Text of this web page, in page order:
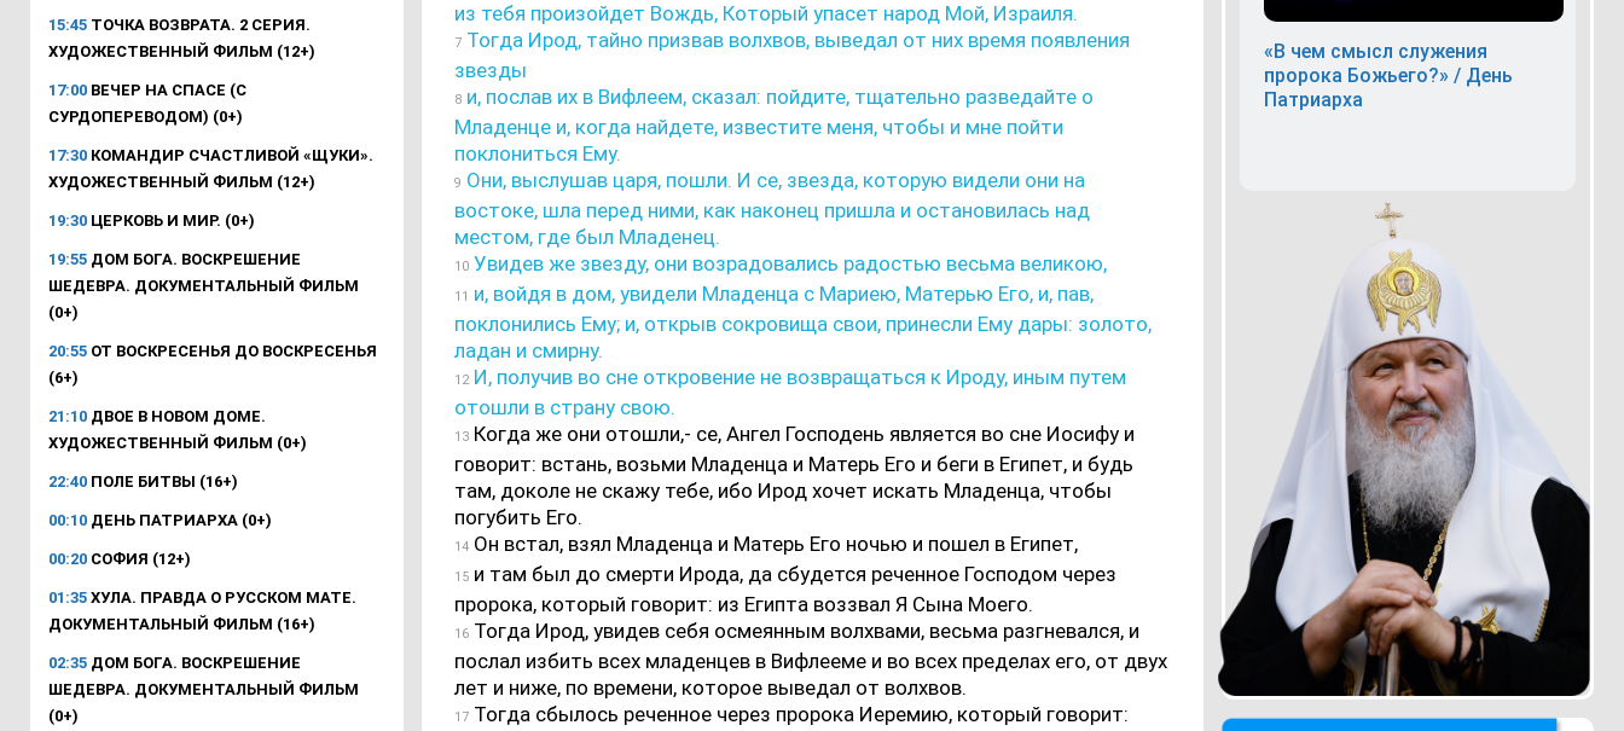
15:45 ТОЧКА ВОЗВРАТА. 2 СЕРИЯ.
ХУДОЖЕСТВЕННЫЙ ФИЛЬМ (12+)
17:00 ВЕЧЕР НА СПАСЕ (С
СУРДОПЕРЕВОДОМ) (0+)
17:30 КОМАНДИР СЧАСТЛИВОЙ «ЩУКИ».
ХУДОЖЕСТВЕННЫЙ ФИЛЬМ (12+)
19:30 ЦЕРКОВЬ И МИР. (0+)
19:55 ДОМ БОГА. ВОСКРЕШЕНИЕ
ШЕДЕВРА. ДОКУМЕНТАЛЬНЫЙ ФИЛЬМ
(0+)
20:55 ОТ ВОСКРЕСЕНЬЯ ДО ВОСКРЕСЕНЬЯ
(6+)
21:10 ДВОЕ В НОВОМ ДОМЕ.
ХУДОЖЕСТВЕННЫЙ ФИЛЬМ (0+)
22:40 ПОЛЕ БИТВЫ (16+)
00:10 ДЕНЬ ПАТРИАРХА (0+)
00:20 СОФИЯ (12+)
01:35 ХУЛА. ПРАВДА О РУССКОМ МАТЕ.
ДОКУМЕНТАЛЬНЫЙ ФИЛЬМ (16+)
02:35 ДОМ БОГА. ВОСКРЕШЕНИЕ
ШЕДЕВРА. ДОКУМЕНТАЛЬНЫЙ ФИЛЬМ
(0+)
из тебя произойдет Вождь, Который упасет народ Мой, Израиля.
7 Тогда Ирод, тайно призвав волхвов, выведал от них время появления
звезды
8 и, послав их в Вифлеем, сказал: пойдите, тщательно разведайте о
Младенце и, когда найдете, известите меня, чтобы и мне пойти
поклониться Ему.
9 Они, выслушав царя, пошли. И се, звезда, которую видели они на
востоке, шла перед ними, как наконец пришла и остановилась над
местом, где был Младенец.
10 Увидев же звезду, они возрадовались радостью весьма великою,
11
и, войдя в дом, увидели Младенца с Мариею, Матерью Его, и, пав,
поклонились Ему; и, открыв сокровища свои, принесли Ему дары: золото,
ладан и смирну.
12И, получив во сне откровение не возвращаться к Ироду, иным путем
отошли в страну свою.
13 Когда же они отошли,- се, Ангел Господень является во сне Иосифу и
говорит: встань, возьми Младенца и Матерь Его и беги в Египет, и будь
там, доколе не скажу тебе, ибо Ирод хочет искать Младенца, чтобы
погубить Его.
14 Он встал, взял Младенца и Матерь Его ночью и пошел в Египет,
15 и там был до смерти Ирода, да сбудется реченное Господом через
пророка, который говорит: из Египта воззвал Я Сына Моего.
16 Тогда Ирод, увидев себя осмеянным волхвами, весьма разгневался, и
послал избить всех младенцев в Вифлееме и во всех пределах его, от двух
лет и ниже, по времени, которое выведал от волхвов.
17 Тогда сбылось реченное через пророка Иеремию, который говорит:
«В чем смысл служения
пророка Божьего?» / День
Патриарха